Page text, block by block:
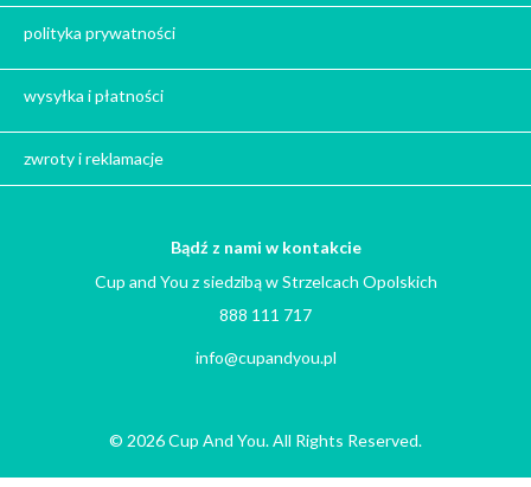
Prezent dla chłopaka na święta
Prezent dla koleżanki na święta
Prezent dla mamy na święta
Prezent dla brata na święta
Prezenty dla mężczyzny na święta
Prezent dla kobiety na święta
Prezent dla szwagra na święta
polityka prywatności
wysyłka i płatności
zwroty i reklamacje
Bądź z nami w kontakcie
Cup and You z siedzibą w Strzelcach Opolskich
888 111 717
info@cupandyou.pl
© 2026 Cup And You. All Rights Reserved.